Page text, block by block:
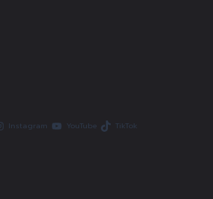
Instagram YouTube TikTok